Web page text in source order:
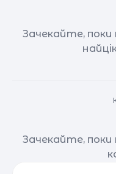
Зачекайте,
Зачекайте,